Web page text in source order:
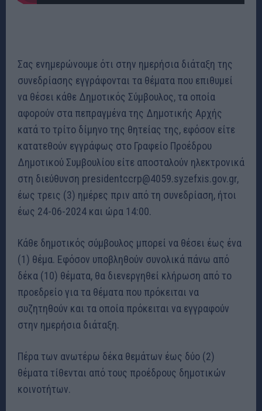
Σας ενημερώνουμε ότι στην ημερήσια διάταξη της
συνεδρίασης εγγράφονται τα θέματα που επιθυμεί
να θέσει κάθε Δημοτικός Σύμβουλος, τα οποία
αφορούν στα πεπραγμένα της Δημοτικής Αρχής
κατά το τρίτο δίμηνο της θητείας της, εφόσον είτε
κατατεθούν εγγράφως στο Γραφείο Προέδρου
Δημοτικού Συμβουλίου είτε αποσταλούν ηλεκτρονικά
στη διεύθυνση presidentccrp@4059.syzefxis.gov.gr,
έως τρεις (3) ημέρες πριν από τη συνεδρίαση, ήτοι
έως 24-06-2024 και ώρα 14:00.
Κάθε δημοτικός σύμβουλος μπορεί να θέσει έως ένα
(1) θέμα. Εφόσον υποβληθούν συνολικά πάνω από
δέκα (10) θέματα, θα διενεργηθεί κλήρωση από το
προεδρείο για τα θέματα που πρόκειται να
συζητηθούν και τα οποία πρόκειται να εγγραφούν
στην ημερήσια διάταξη.
Πέρα των ανωτέρω δέκα θεμάτων έως δύο (2)
θέματα τίθενται από τους προέδρους δημοτικών
κοινοτήτων.